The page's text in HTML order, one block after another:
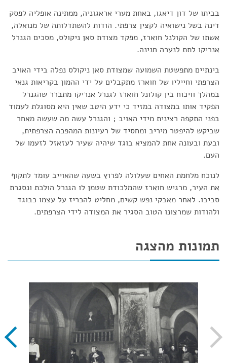
בביתו של דון דיאגו, באחת מערי אראגוניה, ממתינה אופליה לפסק
דינה בשל נישואיה לקצין צרפתי. הודות להשתדלותה של מנואלה,
אשתו של הקולנל חוארז, מפקד מצודת סאן ניקולס, מסכים הגנרל
אנריקו לתת לנערה חנינה.
בינתיים מתפשטת השמועה שמצודת סאן ניקולס נפלה בידי האויב
הצרפתי וחייליו של חוארז מתקבלים על ידי ההמון בקריאות גנאי
במהלך וויכוח בין קולונל חוארז לגנרל אנריקו מתברר שהגנרל
הפקיד אותו במצודה במזיד כי ידע היטב שאין היא מסוגלת לעמוד
בפני התקפה רצינית מידי האויב ; והגנרל עשה מה שעשה מאחר
שביקש להיפטר מיריב ומחסיד של רעיונות המהפכה הצרפתית,
ובעת ובעונה אחת להמציא בוגד שיהיה שעיר לעזאזל לזעמו של
העם.
לנוכח מלחמת האחים שעלולה לפרוץ בשעה שהאוייב עומד לתקוף
את העיר, מרגיש חוארז שהמלכודת שטמן לו הגנרל הולכת ונסגרת
סביבו. לאחר מאבקי נפש קשים, מחליט להכריז על עצמו כבוגד
ולהודות שמרצונו הטוב הסגיר את המצודה לידי הצרפתים.
תמונות מהצגה